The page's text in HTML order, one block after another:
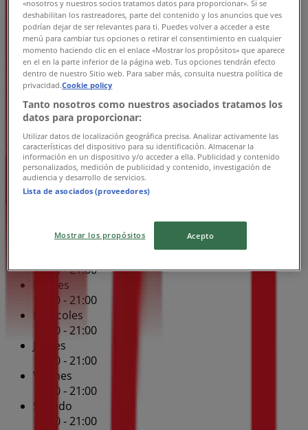
Miércoles
11:00 - 21:00
Jueves
11:00 - 21:00
Viernes
11:00 - 21:00
Sábado
11:00 - 21:00
Mapa
Abierto Hasta las 21:00
11:00 - 21:00
11:00 - 21:00
Martes
11:00 - 21:00
Miércoles
11:00 - 21:00
Jueves
11:00 - 21:00
Viernes
11:00 - 21:00
Sábado
11:00 - 21:00
«nosotros y nuestros socios tratamos datos para proporcionar». Si se
deshabilitan los rastreadores, parte del contenido y los anuncios que ves
podrían dejar de ser relevantes para ti. Puedes volver a acceder a este
menú para cambiar tus opciones o retirar el consentimiento en cualquier
momento haciendo clic en el enlace «Mostrar los propósitos» que aparece
en el en la parte inferior de la página web. Tus opciones tendrán efecto
dentro de nuestro Sitio web. Para saber más, consulta nuestra política de
privacidad.Cookie policy
Tanto nosotros como nuestros asociados tratamos los
datos para proporcionar:
Utilizar datos de localización geográfica precisa. Analizar activamente las
características del dispositivo para su identificación. Almacenar la
información en un dispositivo y/o acceder a ella. Publicidad y contenido
personalizados, medición de publicidad y contenido, investigación de
audiencia y desarrollo de servicios.
Lista de asociados (proveedores)
Mostrar los propósitos Acepto